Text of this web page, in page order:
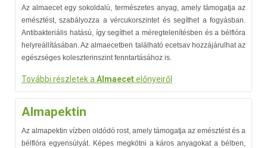
Az almaecet egy sokoldalú, természetes anyag, amely támogatja az
emésztést, szabályozza a vércukorszintet és segíthet a fogyásban.
Antibakteriális hatású, így segíthet a méregtelenítésben és a bélflóra
helyreállításában. Az almaecetben található ecetsav hozzájárulhat az
egészséges koleszterinszint fenntartásához is.
További részletek a Almaecetelőnyeiről
Almapektin
Az almapektin vízben oldódó rost, amely támogatja az emésztést és a
bélflóra egyensúlyát. Képes megkötni a káros anyagokat a bélben,